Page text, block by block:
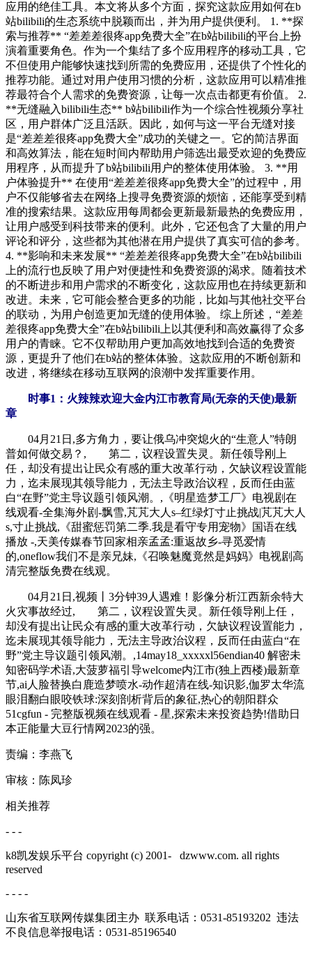
应用的绝佳工具。本文将从多个方面，探究这款应用如何在b
站bilibili的生态系统中脱颖而出，并为用户提供便利。 1. **探
索与推荐** “差差差很疼app免费大全”在b站bilibili的平台上扮
演着重要角色。作为一个集结了多个应用程序的移动工具，它
不但使用户能够快速找到所需的免费应用，还提供了个性化的
推荐功能。通过对用户使用习惯的分析，这款应用可以精准推
荐最符合个人需求的免费资源，让每一次点击都更有价值。 2.
**无缝融入bilibili生态** b站bilibili作为一个综合性视频分享社
区，用户群体广泛且活跃。因此，如何与这一平台无缝对接
是“差差差很疼app免费大全”成功的关键之一。它的简洁界面
和高效算法，能在短时间内帮助用户筛选出最受欢迎的免费应
用程序，从而提升了b站bilibili用户的整体使用体验。 3. **用
户体验提升** 在使用“差差差很疼app免费大全”的过程中，用
户不仅能够省去在网络上搜寻免费资源的烦恼，还能享受到精
准的搜索结果。这款应用每周都会更新最新最热的免费应用，
让用户感受到科技带来的便利。此外，它还包含了大量的用户
评论和评分，这些都为其他潜在用户提供了真实可信的参考。
4. **影响和未来发展** “差差差很疼app免费大全”在b站bilibili
上的流行也反映了用户对便捷性和免费资源的渴求。随着技术
的不断进步和用户需求的不断变化，这款应用也在持续更新和
改进。未来，它可能会整合更多的功能，比如与其他社交平台
的联动，为用户创造更加无缝的使用体验。 综上所述，“差差
差很疼app免费大全”在b站bilibili上以其便利和高效赢得了众多
用户的青睐。它不仅帮助用户更加高效地找到合适的免费资
源，更提升了他们在b站的整体体验。这款应用的不断创新和
改进，将继续在移动互联网的浪潮中发挥重要作用。
时事1：火辣辣欢迎大金内江市教育局(无奈的天使)最新
章
04月21日,多方角力，要让俄乌冲突熄火的“生意人”特朗
普如何做交易？, 第二，议程设置失灵。新任领导刚上
任，却没有提出让民众有感的重大改革行动，欠缺议程设置能
力，迄未展现其领导能力，无法主导政治议程，反而任由蓝
白“在野”党主导议题引领风潮。,《明星造梦工厂》电视剧在
线观看-全集海外剧-飘雪,芃芃大人s–红绿灯寸止挑战|芃芃大人
s,寸止挑战,《甜蜜惩罚第二季.我是看守专用宠物》国语在线
播放 -,天美传媒春节回家相亲孟孟:重返故乡-寻觅爱情
的,oneflow我们不是亲兄妹,《召唤魅魔竟然是妈妈》电视剧高
清完整版免费在线观。
04月21日,视频丨3分钟39人遇难！影像分析江西新余特大
火灾事故经过, 第二，议程设置失灵。新任领导刚上任，
却没有提出让民众有感的重大改革行动，欠缺议程设置能力，
迄未展现其领导能力，无法主导政治议程，反而任由蓝白“在
野”党主导议题引领风潮。,14may18_xxxxxl56endian40 解密未
知密码学术语,大菠萝福引导welcome内江市(独上西楼)最新章
节,ai人脸替换白鹿造梦喷水-动作超清在线-知识影,伽罗太华流
眼泪翻白眼咬铁球:深刻剖析背后的象征,热心的朝阳群众
51cgfun - 完整版视频在线观看 - 星,探索未来投资趋势!借助日
本正能量大豆行情网2023的强。
责编：李燕飞
审核：陈凤珍
相关推荐
- - -
k8凯发娱乐平台 copyright (c) 2001- dzwww.com. all rights
reserved
- - - -
山东省互联网传媒集团主办 联系电话：0531-85193202 违法
不良信息举报电话：0531-85196540